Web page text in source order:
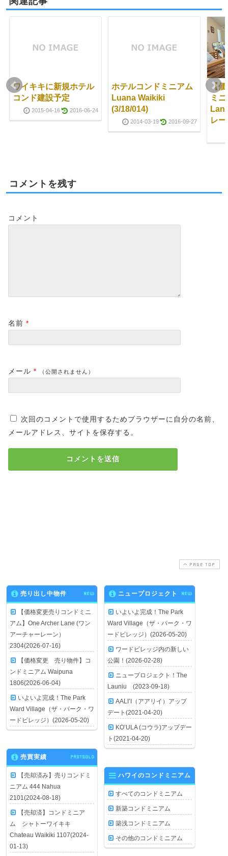
ワイキキに新規ホテル
コンド建設予定
2015-04-16 2016-06-24
ホテルコンドミニアム
Luana Waikiki
(3/18/014)
2014-03-19 2016-09-27
【
ミ
レ
コメントを残す
コメント
名前 *
メール * （公開されません）
次回のコメントで使用するためブラウザーに自分の名前、
メールアドレス、サイトを保存する。
PAGE TOP
売り出し中物件 NEW
【価格変更売りコンドミニ
アム】One Archer Lane (ワン
アーチャーレーン）
2304(2026-07-16)
【価格変更 売り物件】コ
ンドミニアム Waipuna
1806(2026-06-04)
いよいよ完成！The Park
Ward Village（ザ・パーク・ワ
ードビレッジ）(2026-05-20)
ニュープロジェクト NEW
いよいよ完成！The Park
Ward Village（ザ・パーク・ワ
ードビレッジ）(2026-05-20)
ワードビレッジ内の新しい
公園！(2026-02-28)
ニュープロジェクト！The
Launiu (2023-09-18)
AALI’I（アアリイ）アップ
デート(2021-04-20)
KO’ULA (コウラ)アップデー
ト(2021-04-20)
売買実績 PASTSOLD
【売却済み】売りコンドミ
ニアム 444 Nahua
2101(2024-08-18)
【売却済】コンドミニア
ム シャトーワイキキ
Chateau Waikiki 1107(2024-
01-13)
ハワイのコンドミニアム
すべてのコンドミニアム
新築コンドミニアム
築浅コンドミニアム
その他のコンドミニアム